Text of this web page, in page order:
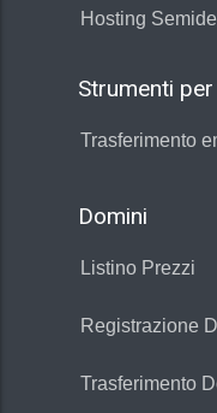
Hosting
Strumenti
Trasferimento
Domini
Listino Prezzi
Registrazione
Trasferimento